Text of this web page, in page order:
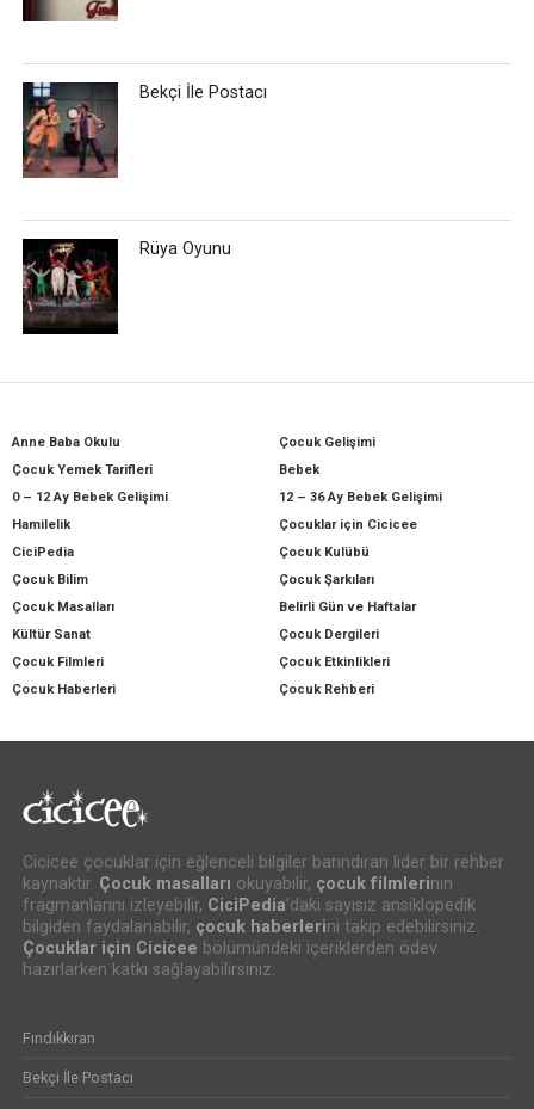
Bekçi İle Postacı
Rüya Oyunu
Anne Baba Okulu
Çocuk Gelişimi
Çocuk Yemek Tarifleri
Bebek
0 – 12 Ay Bebek Gelişimi
12 – 36 Ay Bebek Gelişimi
Hamilelik
Çocuklar için Cicicee
CiciPedia
Çocuk Kulübü
Çocuk Bilim
Çocuk Şarkıları
Çocuk Masalları
Belirli Gün ve Haftalar
Kültür Sanat
Çocuk Dergileri
Çocuk Filmleri
Çocuk Etkinlikleri
Çocuk Haberleri
Çocuk Rehberi
Cicicee çocuklar için eğlenceli bilgiler barındıran lider bir rehber
kaynaktır. Çocuk masalları okuyabilir, çocuk filmlerinin
fragmanlarını izleyebilir, CiciPedia’daki sayısız ansiklopedik
bilgiden faydalanabilir, çocuk haberlerini takip edebilirsiniz.
Çocuklar için Cicicee bölümündeki içeriklerden ödev
hazırlarken katkı sağlayabilirsiniz.
Fındıkkıran
Bekçi İle Postacı